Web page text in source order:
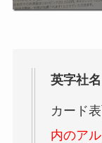
英字社名
カード
内のア